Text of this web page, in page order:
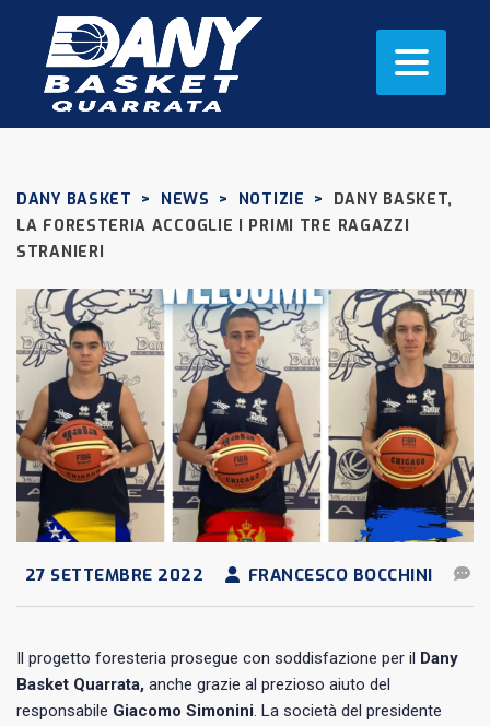
DANY BASKET > NEWS > NOTIZIE >
DANY BASKET,
LA FORESTERIA ACCOGLIE I PRIMI TRE RAGAZZI
STRANIERI
27 SETTEMBRE 2022 FRANCESCO BOCCHINI
Il progetto foresteria prosegue con soddisfazione per il
Dany
Basket Quarrata, anche grazie al prezioso aiuto del
responsabile Giacomo Simonini. La società del presidente